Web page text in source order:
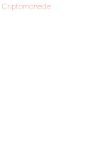
Criptomonede